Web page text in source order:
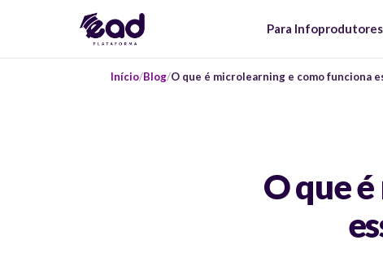
Para Infoprodutores
Início Blog O que é microlearning e como funciona
O que